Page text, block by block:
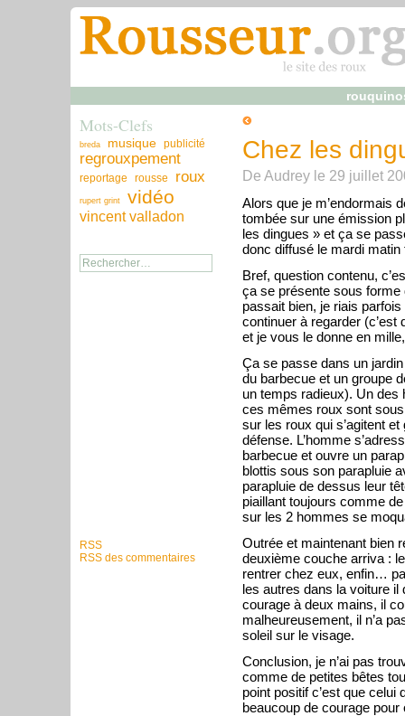
Mots-Clefs
breda musique publicité
regrouxpement
reportage rousse roux
rupert grint vidéo
vincent valladon
RSS
RSS des commentaires
Chez les
De Audreyle 29 juillet
Alors que je m’endormais
tombée sur une émission
les dingues » et ça se
donc diffusé le mardi matin
Bref, question contenu,
ça se présente sous forme
passait bien, je riais
continuer à regarder (c’est
et je vous le donne en
Ça se passe dans un
du barbecue et un groupe
un temps radieux). Un des
ces mêmes roux sont
sur les roux qui s’agitent
défense. L’homme
barbecue et ouvre un
blottis sous son parapluie
parapluie de dessus leur
piaillant toujours comme
sur les 2 hommes se
Outrée et maintenant bien
deuxième couche arriva :
rentrer chez eux, enfin…
les autres dans la voiture il
courage à deux mains, il
malheureusement, il n’a
soleil sur le visage.
Conclusion, je n’ai pas
comme de petites bêtes
point positif c’est que
beaucoup de courage